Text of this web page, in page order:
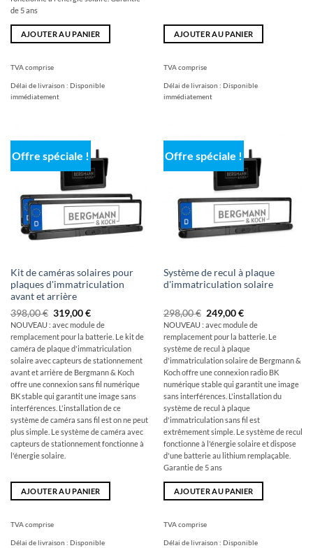
de 5 ans
AJOUTER AU PANIER
TVA comprise
Délai de livraison : Disponible
immédiatement
AJOUTER AU PANIER
TVA comprise
Délai de livraison : Disponible
immédiatement
Offre spéciale !
Kit de caméras solaires pour
plaques d'immatriculation
avant et arrière
398,00€ Le
prix
initial
était
de
:
398,00
€
319,00€Le
prix
actuel
est
de
:
319,00
€.
NOUVEAU : avec module de
remplacement pour la batterie. Le kit de
caméra de plaque d'immatriculation
solaire avec capteurs de stationnement
avant et arrière de Bergmann & Koch
offre une connexion sans fil numérique
BK stable qui garantit une image sans
interférences. L'installation de ce
système de caméra sans fil est on ne peut
plus simple. Le système de caméra avec
capteurs de stationnement fonctionne à
l'énergie solaire.
AJOUTER AU PANIER
TVA comprise
Délai de livraison : Disponible
Offre spéciale !
Système de recul à plaque
d'immatriculation solaire
298,00€ Le
prix
initial
était
de
:
298,00
€
249,00€Le
prix
actuel
est
de
249,00
€.
NOUVEAU : avec module de
remplacement pour la batterie. Le
système de recul à plaque
d'immatriculation solaire de Bergmann &
Koch offre une connexion radio BK
numérique stable qui garantit une image
sans interférences. L'installation du
système de recul à plaque
d'immatriculation sans fil est
extrêmement simple. Le système de recul
fonctionne à l'énergie solaire et dispose
d'une batterie au lithium remplaçable.
Garantie de 5 ans
AJOUTER AU PANIER
TVA comprise
Délai de livraison : Disponible